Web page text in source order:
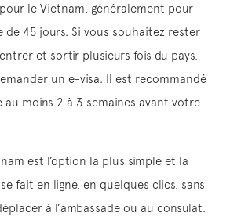
pour le Vietnam, généralement pour
de 45 jours. Si vous souhaitez rester
et sortir plusieurs fois du pays,
un e-visa. Il est recommandé
au moins 2 à 3 semaines avant votre
est l’option la plus simple et la
fait en ligne, en quelques clics, sans
à l’ambassade ou au consulat.